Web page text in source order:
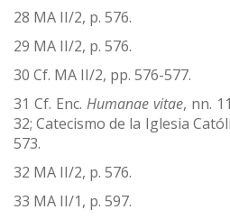
28 MA II/2, p. 576.
29 MA II/2, p. 576.
30 Cf. MA II/2, pp. 576-577.
31 Cf. Enc. Humanae vitae, nn.
32; Catecismo de la Iglesia
573.
32 MA II/2, p. 576.
33 MA II/1, p. 597.